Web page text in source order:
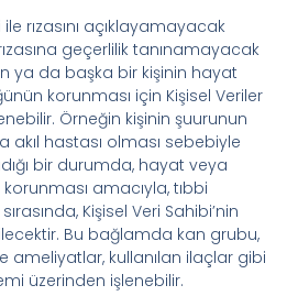
ile rızasını açıklayamayacak
geçerlilik tanınamayacak
ya da başka bir kişinin hayat
korunması için Kişisel Veriler
Örneğin kişinin şuurunun
akıl hastası olması sebebiyle
bir durumda, hayat veya
amacıyla, tıbbi
Kişisel Veri Sahibi’nin
Bu bağlamda kan grubu,
ameliyatlar, kullanılan ilaçlar gibi
üzerinden işlenebilir.